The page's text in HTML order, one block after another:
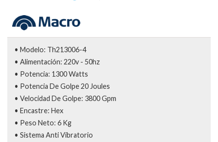
• Modelo: Th213006-4
• Alimentación: 220v - 50hz
• Potencia: 1300 Watts
• Potencia De Golpe 20 Joules
• Velocidad De Golpe: 3800 Gpm
• Encastre: Hex
• Peso Neto: 6 Kg
• Sistema Anti Vibratorio